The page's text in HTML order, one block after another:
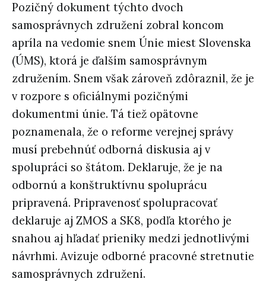
Pozičný dokument týchto dvoch
samosprávnych združení zobral koncom
apríla na vedomie snem Únie miest Slovenska
(ÚMS), ktorá je ďalším samosprávnym
združením. Snem však zároveň zdôraznil, že je
v rozpore s oficiálnymi pozičnými
dokumentmi únie. Tá tiež opätovne
poznamenala, že o reforme verejnej správy
musí prebehnúť odborná diskusia aj v
spolupráci so štátom. Deklaruje, že je na
odbornú a konštruktívnu spoluprácu
pripravená. Pripravenosť spolupracovať
deklaruje aj ZMOS a SK8, podľa ktorého je
snahou aj hľadať prieniky medzi jednotlivými
návrhmi. Avizuje odborné pracovné stretnutie
samosprávnych združení.